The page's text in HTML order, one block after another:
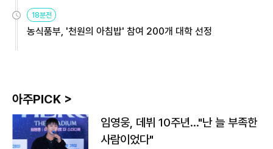
18분전
농식품부, '천원의 아침밥' 참여 200개 대학 선정
아주PICK >
임영웅, 데뷔 10주년…"난 늘 부족한
사람이었다"